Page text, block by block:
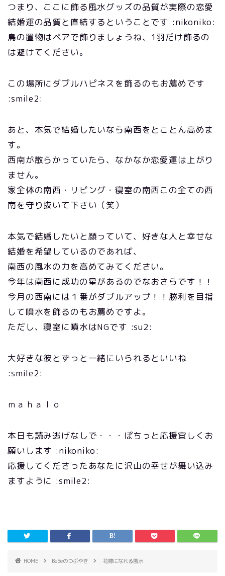
つまり、ここに飾る風水グッズの品質が実際の恋愛
結婚運の品質と直結するということです :nikoniko:
鳥の置物はペアで飾りましょうね、1羽だけ飾るの
は避けてください。
この場所にダブルハピネスを飾るのもお薦めです
:smile2:
あと、本気で結婚したいなら南西をとことん高めま
す。
西南が散らかっていたら、なかなか恋愛運は上がり
ません。
家全体の南西・リビング・寝室の南西この全ての西
南を守り抜いて下さい（笑）
本気で結婚したいと願っていて、好きな人と幸せな
結婚を希望しているのであれば、
南西の風水の力を高めてみてください。
今年は南西に成功の星があるのでなおさらです！！
今月の西南には１番がダブルアップ！！勝利を目指
して噴水を飾るのもお薦めですよ。
ただし、寝室に噴水はNGです :su2:
大好きな彼とずっと一緒にいられるといいね
:smile2:
ｍａｈａｌｏ
本日も読み逃げなしで・・・ぽちっと応援宜しくお
願いします :nikoniko:
応援してくださったあなたに沢山の幸せが舞い込み
ますように :smile2:
HOME BeBeのつぶやき 花嫁になれる風水